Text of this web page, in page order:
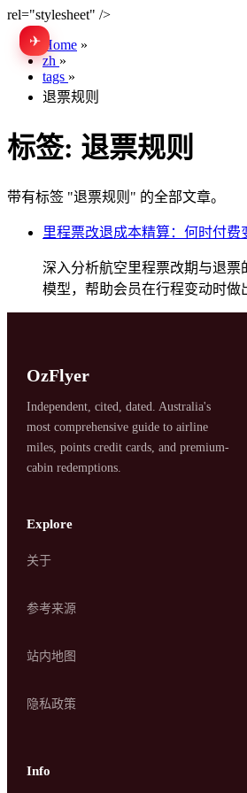
rel="stylesheet" />
✈ Home »
zh »
tags »
退票规则
标签: 退票规则
带有标签 "退票规则" 的全部文章。
里程票改退成本精算：何时付费
深入分析航空里程票改期与退票
模型，帮助会员在行程变动时做
OzFlyer
Independent, cited, dated. Australia's
most comprehensive guide to airline
miles, points credit cards, and premium-
cabin redemptions.
Explore
关于
参考来源
站内地图
隐私政策
Info